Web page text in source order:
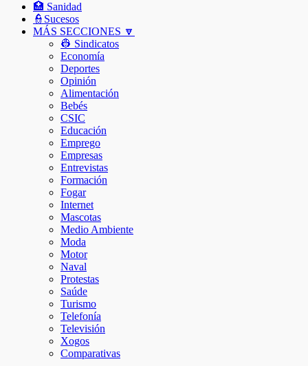
🏥 Sanidad
👮Sucesos
MÁS SECCIONES 🔽
👷 Sindicatos
Economía
Deportes
Opinión
Alimentación
Bebés
CSIC
Educación
Emprego
Empresas
Entrevistas
Formación
Fogar
Internet
Mascotas
Medio Ambiente
Moda
Motor
Naval
Protestas
Saúde
Turismo
Telefonía
Televisión
Xogos
Comparativas